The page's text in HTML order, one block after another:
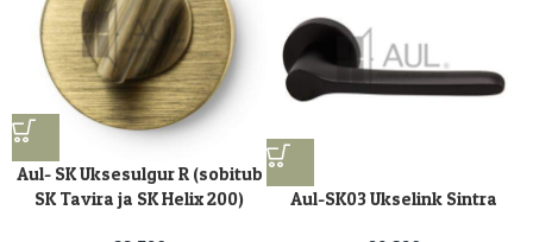
Aul- SK Uksesulgur R (sobitub
SK Tavira ja SK Helix 200)
Aul-SK03 Ukselink Sintra